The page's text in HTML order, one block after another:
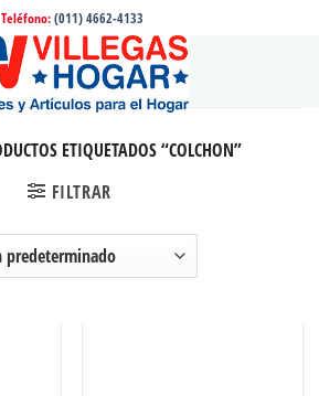
Teléfono: (011) 4662-4133
ETIQUETADOS “COLCHON”
FILTRAR